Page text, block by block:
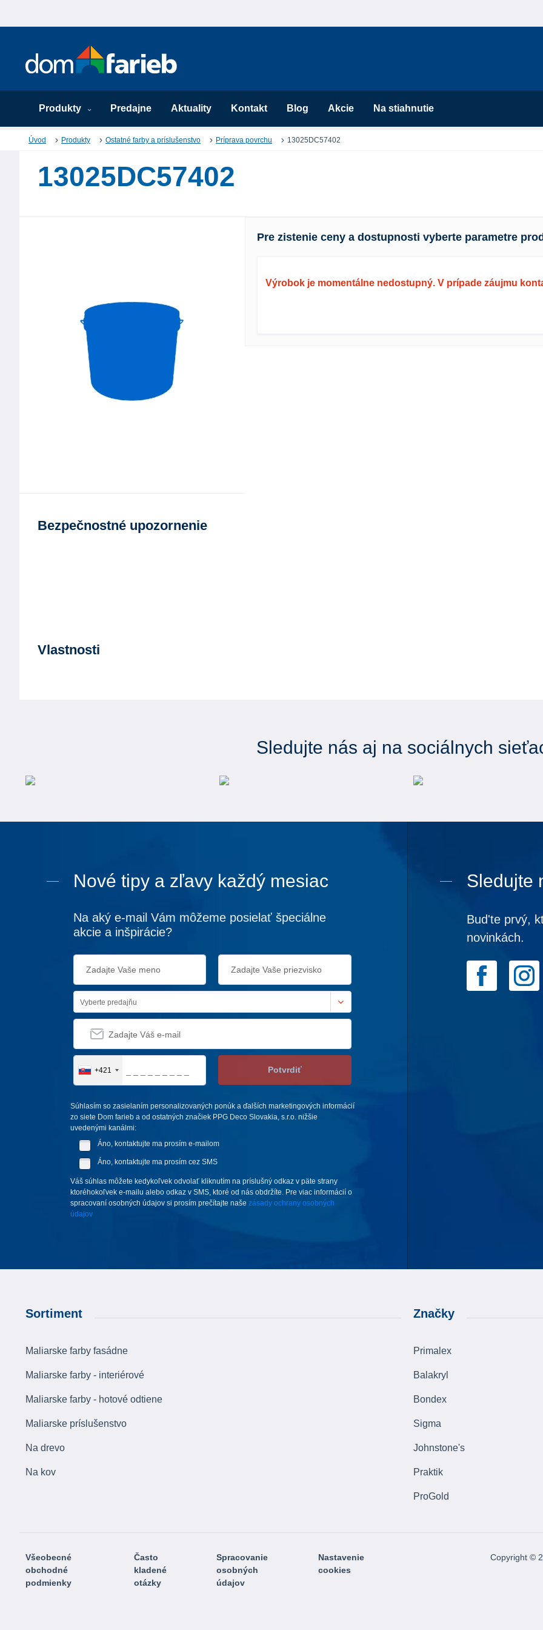
Produkty Predajne Aktuality Kontakt Blog Akcie Na stiahnutie
Úvod Produkty Ostatné farby a príslušenstvo Príprava povrchu 13025DC57402
13025DC57402
Bezpečnostné upozornenie
Vlastnosti
Pre zistenie ceny a dostupnosti vyberte parametre
Výrobok je momentálne nedostupný. V prípade záujmu
Sledujte nás aj na sociálnych
Nové tipy a zľavy každý mesiac
Na aký e-mail Vám môžeme posielať špeciálne
akcie a inšpirácie?
Vyberte predajňu
+421 Potvrdiť
Súhlasím so zasielaním personalizovaných ponúk a ďalších marketingových informácií
zo siete Dom farieb a od ostatných značiek PPG Deco Slovakia, s.r.o. nižšie
uvedenými kanálmi:
Áno, kontaktujte ma prosím e-mailom
Áno, kontaktujte ma prosím cez SMS
Váš súhlas môžete kedykoľvek odvolať kliknutím na príslušný odkaz v päte strany
ktoréhokoľvek e-mailu alebo odkaz v SMS, ktoré od nás obdržíte. Pre viac informácií o
spracovaní osobných údajov si prosím prečítajte naše zásady ochrany osobných
údajov
Sledujte
Bud'te prvý,
novinkách.
Sortiment
Maliarske farby fasádne
Maliarske farby - interiérové
Maliarske farby - hotové odtiene
Maliarske príslušenstvo
Na drevo
Na kov
Značky
Primalex
Balakryl
Bondex
Sigma
Johnstone's
Praktik
ProGold
Všeobecné
obchodné
podmienky
Často
kladené
otázky
Spracovanie
osobných
údajov
Nastavenie
cookies
Copyright ©